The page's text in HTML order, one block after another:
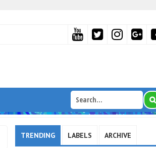
TRENDING LABELS ARCHIVE